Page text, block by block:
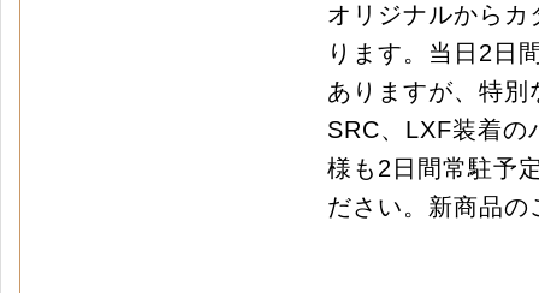
オリジナルから
ります。当日2日
ありますが、特
SRC、LXF装着の
様も2日間常駐予
ださい。新商品